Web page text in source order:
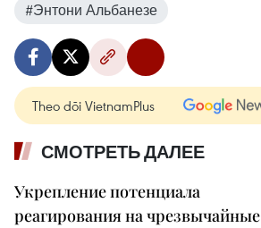
#Энтони Альбанезе
Theo dõi VietnamPlus
СМОТРЕТЬ ДАЛЕЕ
Укрепление потенциала
реагирования на чрезвычайные